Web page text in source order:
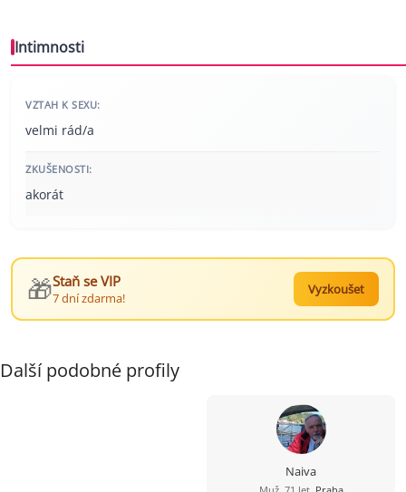
Intimnosti
VZTAH K SEXU:
velmi rád/a
ZKUŠENOSTI:
akorát
🎁Staň se VIP
7 dní zdarma!
Vyzkoušet
Další podobné profily
Naiva